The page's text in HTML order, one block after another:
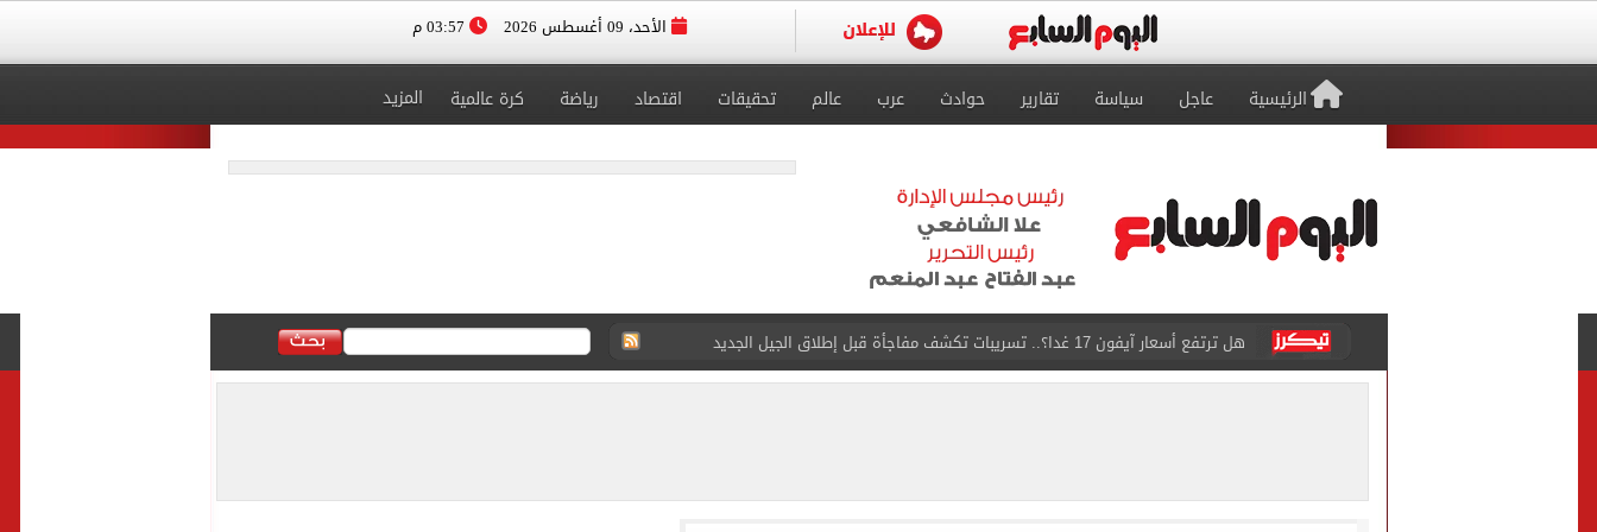
الأحد، 09 أغسطس 2026
الرئيسية عاجل سياسة تقارير حوادث عرب عالم تحقيقات اقتصاد رياضة كرة عالمية المزيد
هل ترتفع أسعار آيفون 17 غدا؟.. تسريبات تكشف مفاجأة قبل إطلاق الجيل الجديد
نتنياهو: إسرائيل ترفض وثيقة النقاط الـ15 بشأن قطاع غزة
متى يتزوج رونالدو وجورجينا؟.. والبرتغاليون يكشفون حقيقة «8 أغسطس»